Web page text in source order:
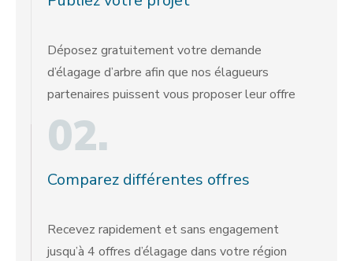
Déposez gratuitement votre demande
d’élagage d’arbre afin que nos élagueurs
partenaires puissent vous proposer leur offre
02.
Comparez différentes offres
Recevez rapidement et sans engagement
jusqu’à 4 offres d’élagage dans votre région